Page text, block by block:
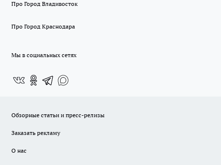
Про Город Владивосток
Про Город Краснодара
Мы в социальных сетях
Обзорные статьи и пресс-релизы
Заказать рекламу
О нас